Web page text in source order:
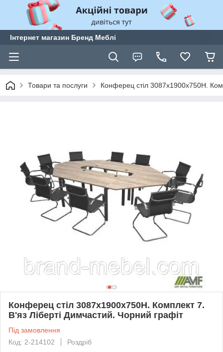
Інтернет магазин Бренд Меблі
Товари та послуги Конферец стіл 3087х1900х750Н.
Конферец стіл 3087х1900х750Н. Комплект 7.
В'яз Ліберті Димчастий. Чорний графіт
Під замовлення
Код: 2-214102
Роздріб